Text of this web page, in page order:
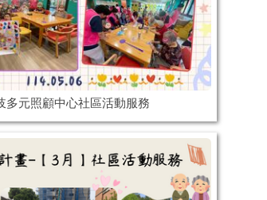
多元照顧中心社區活動服務